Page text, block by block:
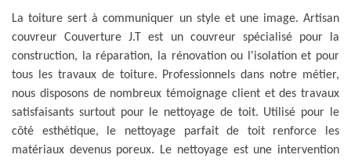
La toiture sert à communiquer un style et une image. Artisan
couvreur Couverture J.T est un couvreur spécialisé pour la
construction, la réparation, la rénovation ou l'isolation et pour
tous les travaux de toiture. Professionnels dans notre métier,
nous disposons de nombreux témoignage client et des travaux
satisfaisants surtout pour le nettoyage de toit. Utilisé pour le
côté esthétique, le nettoyage parfait de toit renforce les
matériaux devenus poreux. Le nettoyage est une intervention